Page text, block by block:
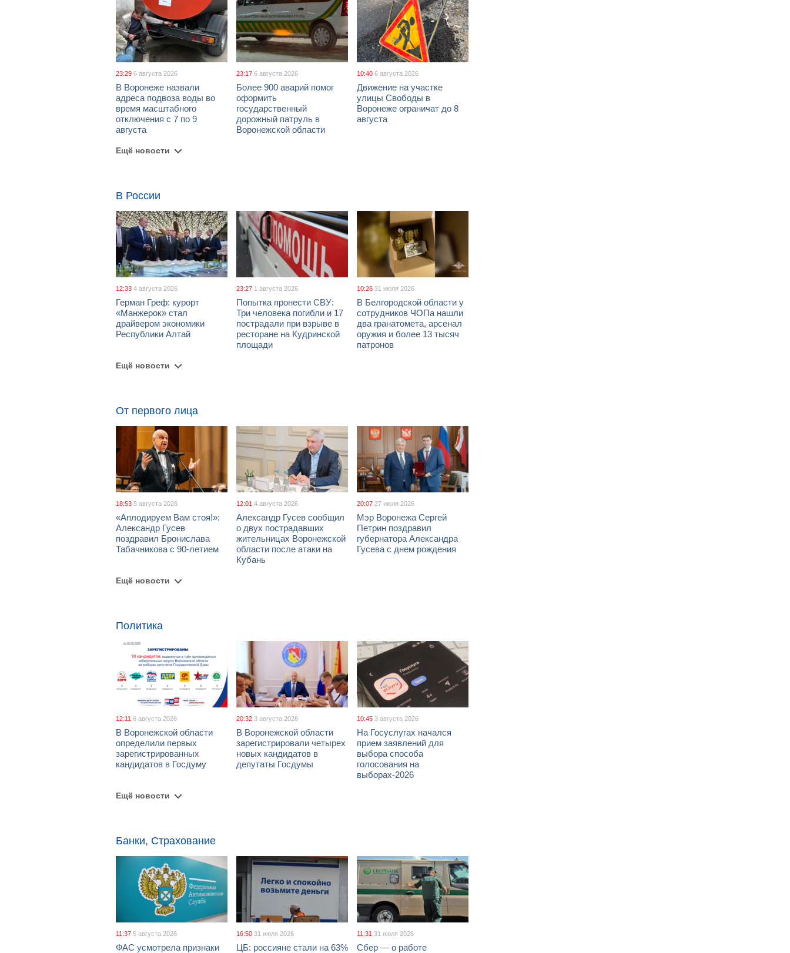
23:29 6 августа 2026
В Воронеже назвали
адреса подвоза воды во
время масштабного
отключения с 7 по 9
августа
23:17 6 августа 2026
Более 900 аварий помог
оформить
государственный
дорожный патруль в
Воронежской области
10:40 6 августа 2026
Движение на участке
улицы Свободы в
Воронеже ограничат до 8
августа
Ещё новости
В России
12:33 4 августа 2026
Герман Греф: курорт
«Манжерок» стал
драйвером экономики
Республики Алтай
23:27 1 августа 2026
Попытка пронести СВУ:
Три человека погибли и 17
пострадали при взрыве в
ресторане на Кудринской
площади
10:26 31 июля 2026
В Белгородской области у
сотрудников ЧОПа нашли
два гранатомета, арсенал
оружия и более 13 тысяч
патронов
Ещё новости
От первого лица
18:53 5 августа 2026
«Аплодируем Вам стоя!»:
Александр Гусев
поздравил Бронислава
Табачникова с 90-летием
12:01 4 августа 2026
Александр Гусев сообщил
о двух пострадавших
жительницах Воронежской
области после атаки на
Кубань
20:07 27 июля 2026
Мэр Воронежа Сергей
Петрин поздравил
губернатора Александра
Гусева с днем рождения
Ещё новости
Политика
12:11 6 августа 2026
В Воронежской области
определили первых
зарегистрированных
кандидатов в Госдуму
20:32 3 августа 2026
В Воронежской области
зарегистрировали четырех
новых кандидатов в
депутаты Госдумы
10:45 3 августа 2026
На Госуслугах начался
прием заявлений для
выбора способа
голосования на
выборах-2026
Ещё новости
Банки, Страхование
11:37 5 августа 2026
ФАС усмотрела признаки
16:50 31 июля 2026
ЦБ: россияне стали на 63%
11:31 31 июля 2026
Сбер — о работе